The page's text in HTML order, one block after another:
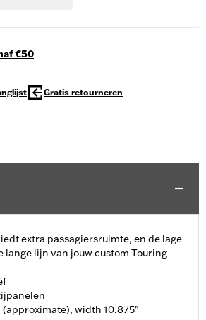
€50
Gratis retourneren
extra passagiersruimte, en de lage
lange lijn van jouw custom Touring
(approximate), width 10.875"